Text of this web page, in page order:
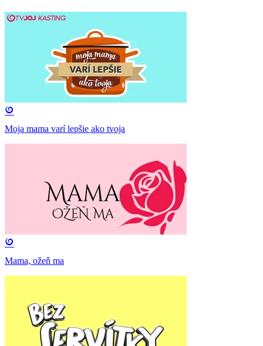
Moja mama varí lepšie ako tvoja
Mama, ožeň ma